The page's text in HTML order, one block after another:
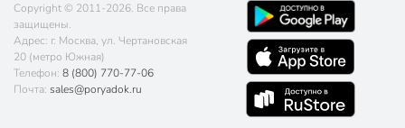
Copyright © 2011-2026. Все права
защищены.
Адрес: г. Москва, ул. Чертановская
20 (метро Южная)
Телефон: 8 (800) 770-77-06
Почта: sales@poryadok.ru